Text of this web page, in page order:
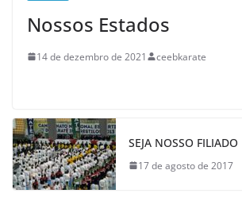
Nossos Estados
14 de dezembro de 2021 ceebkarate
SEJA NOSSO FILIADO
17 de agosto de 2017